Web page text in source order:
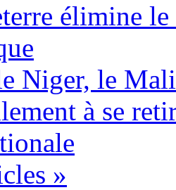
élimine
Niger, le
à se
»